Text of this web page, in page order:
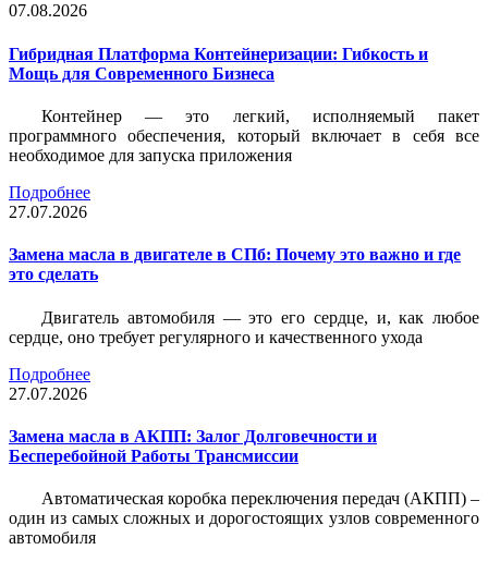
07.08.2026
Гибридная Платформа Контейнеризации: Гибкость и
Мощь для Современного Бизнеса
Контейнер — это легкий, исполняемый пакет
программного обеспечения, который включает в себя все
необходимое для запуска приложения
Подробнее
27.07.2026
Замена масла в двигателе в СПб: Почему это важно и где
это сделать
Двигатель автомобиля — это его сердце, и, как любое
сердце, оно требует регулярного и качественного ухода
Подробнее
27.07.2026
Замена масла в АКПП: Залог Долговечности и
Бесперебойной Работы Трансмиссии
Автоматическая коробка переключения передач (АКПП) –
один из самых сложных и дорогостоящих узлов современного
автомобиля